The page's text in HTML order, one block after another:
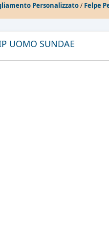
Personalizzato/ Felpe
UOMO SUNDAE